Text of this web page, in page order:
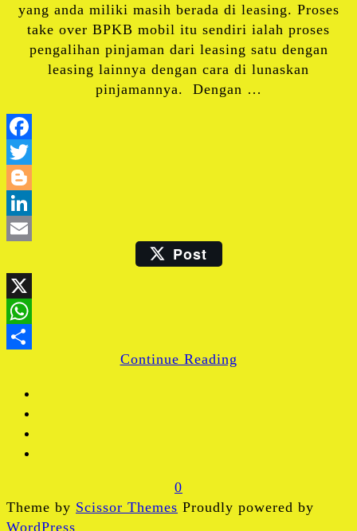
yang anda miliki masih berada di leasing. Proses
take over BPKB mobil itu sendiri ialah proses
pengalihan pinjaman dari leasing satu dengan
leasing lainnya dengan cara di lunaskan
pinjamannya. Dengan …
Email Post
Share
Continue Reading
0
Theme by Scissor Themes Proudly powered by
WordPress